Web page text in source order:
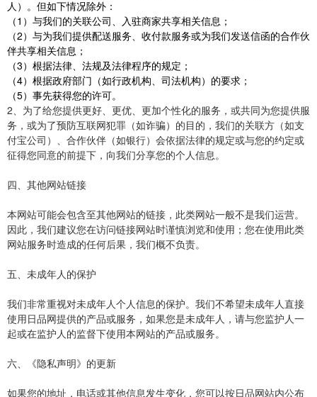
人）。但如下情况除外：
（1）与我们的关联公司、入驻商家共享相关信息；
（2）与为我们提供配送服务、收付款服务或为我们发送信函的合作伙
伴共享相关信息；
（3）根据法律、法规及法律程序的规定；
（4）根据政府部门（如行政机构、司法机构）的要求；
（5）事先获得您的许可。
2、为了给您提供更好、更优、更加个性化的服务，或共同为您提供服
务，或为了预防互联网犯罪（如诈骗）的目的，我们的关联方（如支
付宝公司）、合作伙伴（如银行）会依据法律的规定或与您的约定或
征得您同意的前提下，向我们分享您的个人信息。
四、其他网站链接
本网站可能会包含至其他网站的链接，此类网站一般不是我们运营。
因此，我们建议您在访问链接网站时谨慎浏览和使用；您在使用此类
网站服务时造成的任何后果，我们概不负责。
五、未成年人的保护
我们非常重视对未成年人个人信息的保护。我们不希望未成年人直接
使用日品网提供的产品或服务，如果您是未成年人，请与您监护人一
起或在监护人的监督下使用本网站的产品或服务。
六、《隐私声明》的更新
如果您的地址，电话或其他信息发生变化，您可以按日品网站内公布